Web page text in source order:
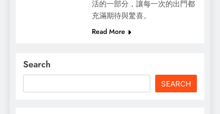
活的一部分，讓每一次的出門都
充滿期待與驚喜。
Read More
Search
SEARCH